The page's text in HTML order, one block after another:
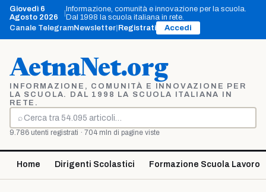
Vai
contenuto
Giovedì 6
Agosto 2026
Informazione, comunità e innovazione per la scuola.
Dal 1998 la scuola italiana in rete.
Canale TelegramNewsletter Registrati Accedi
AetnaNet.org
INFORMAZIONE, COMUNITÀ E INNOVAZIONE PER
LA SCUOLA. DAL 1998 LA SCUOLA ITALIANA IN
RETE.
⌕
Cerca
9.786 utenti registrati · 704 mln di pagine viste
Home Dirigenti Scolastici Formazione Scuola Lavoro